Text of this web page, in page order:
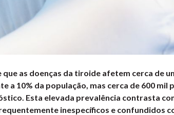
que as doenças da tiroide afetem cerca de
a 10% da população, mas cerca de 600 mil
Esta elevada prevalência contrasta
inespecíficos e confundidos